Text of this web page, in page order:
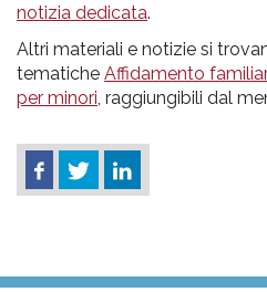
notizia dedicata.
Altri materiali e notizie si
tematiche Affidamento
per minori , raggiungibili dal